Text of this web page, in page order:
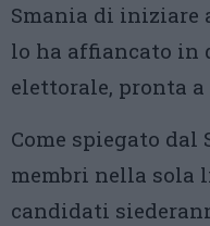
Smania di iniziare
lo ha affiancato in
elettorale, pronta
Come spiegato dal
membri nella sola
candidati